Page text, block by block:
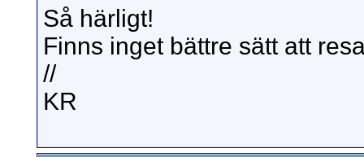
Så härligt!
Finns inget bättre sätt att
//
KR